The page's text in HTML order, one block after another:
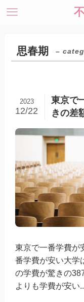
思春期 –
東京で
きの差
2023
12/22
東京で一番学費が
番学費が安い大学
の学費が驚きの
よりも学費が安い